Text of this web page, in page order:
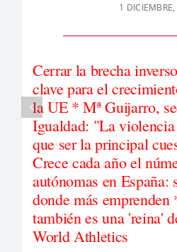
1
Cerrar la brecha
clave para el
la UE * Mª Guijarro,
Igualdad: "La
que ser la principal
Crece cada año el
autónomas en
donde más
también es una 'reina'
World Athletics